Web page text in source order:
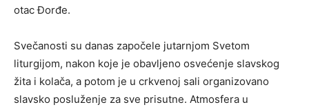
otac Đorđe.
Svečanosti su danas započele jutarnjom Svetom
liturgijom, nakon koje je obavljeno osvećenje slavskog
žita i kolača, a potom je u crkvenoj sali organizovano
slavsko posluženje za sve prisutne. Atmosfera u